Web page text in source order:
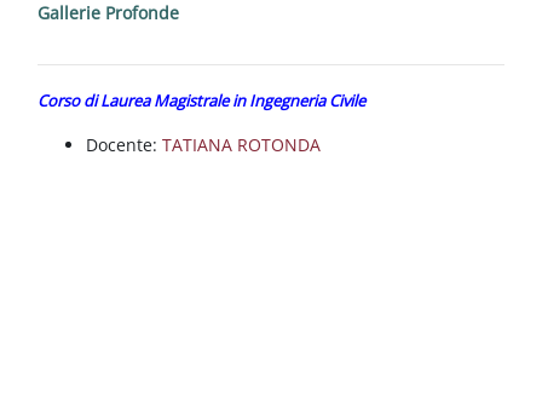
Vai al contenuto principale
Blocchi
Gallerie Profonde
Corso di Laurea Magistrale in Ingegneria Civile
Docente: TATIANA ROTONDA